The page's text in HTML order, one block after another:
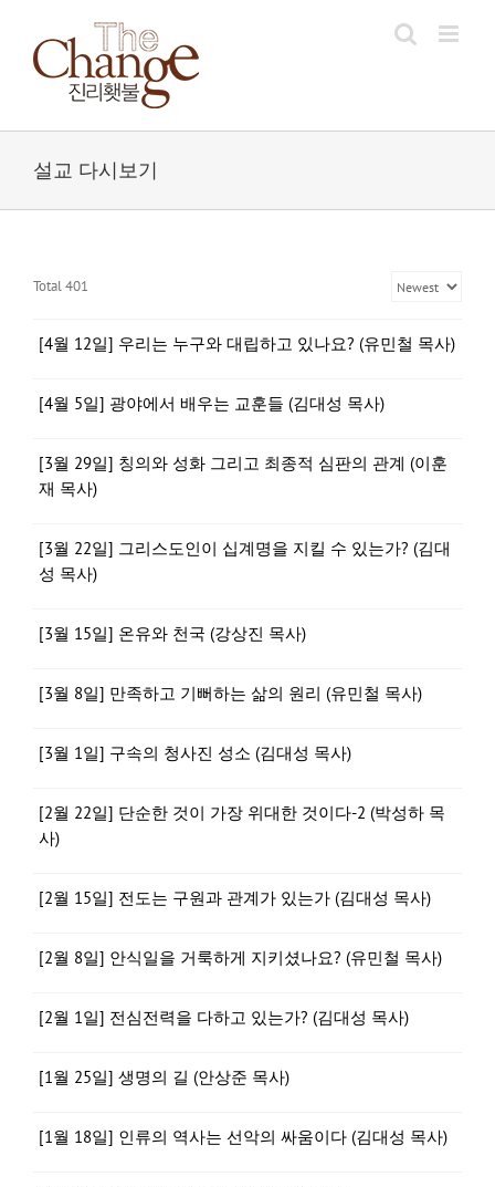
content
설교 다시보기
Total 401
[4월 12일] 우리는 누구와 대립하고 있나요? (유민철 목사)
[4월 5일] 광야에서 배우는 교훈들 (김대성 목사)
[3월 29일] 칭의와 성화 그리고 최종적 심판의 관계 (이훈
재 목사)
[3월 22일] 그리스도인이 십계명을 지킬 수 있는가? (김대
성 목사)
[3월 15일] 온유와 천국 (강상진 목사)
[3월 8일] 만족하고 기뻐하는 삶의 원리 (유민철 목사)
[3월 1일] 구속의 청사진 성소 (김대성 목사)
[2월 22일] 단순한 것이 가장 위대한 것이다-2 (박성하 목
사)
[2월 15일] 전도는 구원과 관계가 있는가 (김대성 목사)
[2월 8일] 안식일을 거룩하게 지키셨나요? (유민철 목사)
[2월 1일] 전심전력을 다하고 있는가? (김대성 목사)
[1월 25일] 생명의 길 (안상준 목사)
[1월 18일] 인류의 역사는 선악의 싸움이다 (김대성 목사)